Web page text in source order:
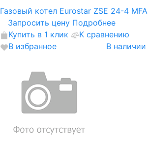
Газовый котел Eurostar ZSE 24-4 MFA
Запросить цену Подробнее
Купить в 1 клик
К сравнению
В избранное
В наличии